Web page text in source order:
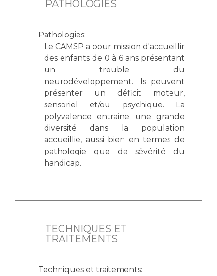
PATHOLOGIES
Pathologies:
Le CAMSP a pour mission d'accueillir
des enfants de 0 à 6 ans présentant
un trouble du
neurodéveloppement. Ils peuvent
présenter un déficit moteur,
sensoriel et/ou psychique. La
polyvalence entraine une grande
diversité dans la population
accueillie, aussi bien en termes de
pathologie que de sévérité du
handicap.
TECHNIQUES ET
TRAITEMENTS
Techniques et traitements: